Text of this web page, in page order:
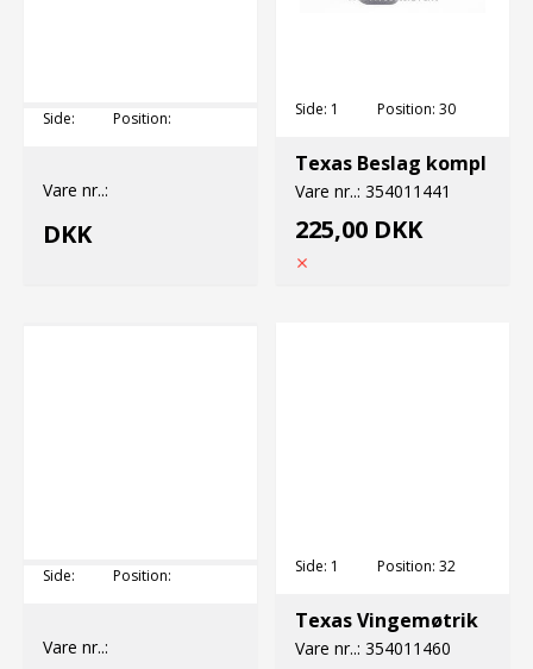
Side: Position:
Vare nr..:
DKK
Side: 1 Position: 30
Texas Beslag kompl
Vare nr..: 354011441
225,00 DKK
Side: Position:
Vare nr..:
Side: 1 Position: 32
Texas Vingemøtrik
Vare nr..: 354011460